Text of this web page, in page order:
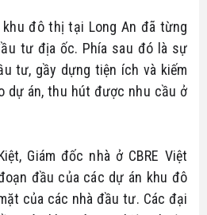
đô thị tại Long An đã từng
tư địa ốc. Phía sau đó là sự
tư, gầy dựng tiện ích và kiếm
dự án, thu hút được nhu cầu ở
Giám đốc nhà ở CBRE Việt
đầu của các dự án khu đô
của các nhà đầu tư. Các đại